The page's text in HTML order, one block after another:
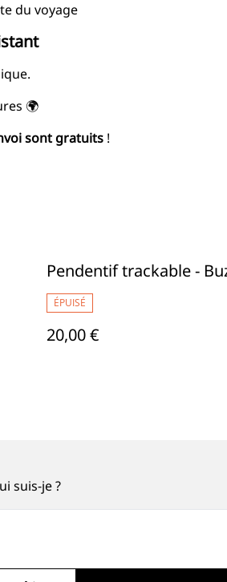
du voyage
🌍
sont gratuits !
Pendentif trackable -
ÉPUISÉ
20,00 €
suis-je ?